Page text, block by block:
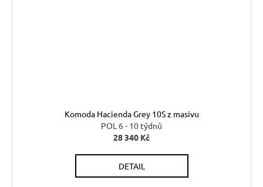
Komoda Hacienda Grey 10S z masivu
POL 6 - 10 týdnů
28 340 Kč
DETAIL